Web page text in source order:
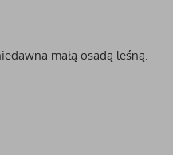
małą osadą leśną.